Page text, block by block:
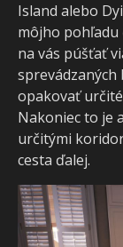
Island alebo
môjho pohľadu
na vás púšťať
opakovať
Nakoniec to je
určitými
cesta ďalej.